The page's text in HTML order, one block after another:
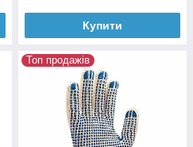
Купити
Топ продажів